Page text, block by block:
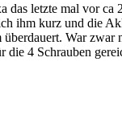
das letzte mal vor ca
ihm kurz und die
überdauert. War zwar
die 4 Schrauben